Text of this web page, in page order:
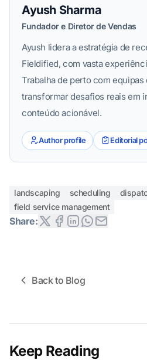
Ayush Sharma
Fundador e Diretor de Vendas
Ayush lidera a estratégia de
Fieldified, com vasta
Trabalha de perto com
transformar desafios reais em
conteúdo acionável.
Author profile Editorial
landscaping scheduling
field service management
Share:
Back to Blog
Keep Reading